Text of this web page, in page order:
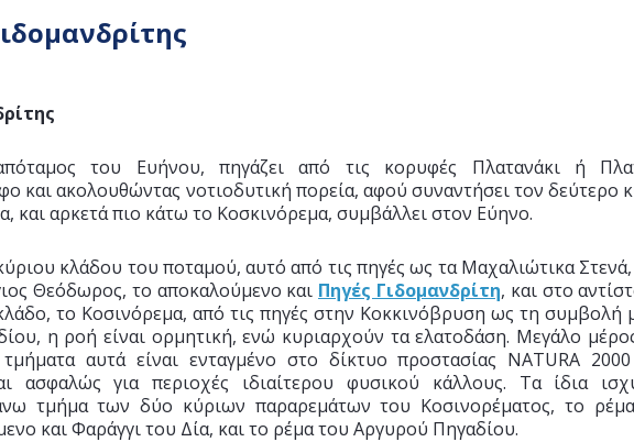
του Ευήνου, πηγάζει από τις κορυφές Πλατανάκι ή
και ακολουθώντας νοτιοδυτική πορεία, αφού συναντήσει τον δεύτερο
και αρκετά πιο κάτω το Κοσκινόρεμα, συμβάλλει στον Εύηνο.
κλάδου του ποταμού, αυτό από τις πηγές ως τα Μαχαλιώτικα Στενά,
Θεόδωρος, το αποκαλούμενο και Πηγές Γιδομανδρίτη, και στο
το Κοσινόρεμα, από τις πηγές στην Κοκκινόβρυση ως τη συμβολή
η ροή είναι ορμητική, ενώ κυριαρχούν τα ελατοδάση. Μεγάλο
αυτά είναι ενταγμένο στο δίκτυο προστασίας NATURA
ασφαλώς για περιοχές ιδιαίτερου φυσικού κάλλους. Τα ίδια
τμήμα των δύο κύριων παραρεμάτων του Κοσινορέματος, το
και Φαράγγι του Δία, και το ρέμα του Αργυρού Πηγαδίου.